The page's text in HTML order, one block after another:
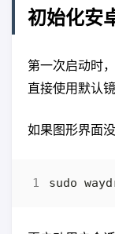
初始化安
第一次启动时
直接使用默认镜
如果图形界面